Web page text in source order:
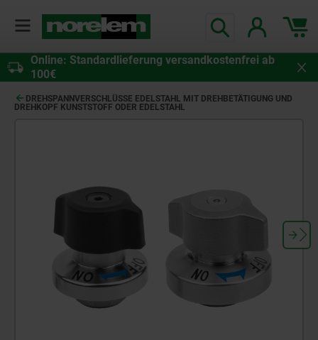
Online: Standardlieferung versandkostenfrei ab
100€
DREHSPANNVERSCHLÜSSE EDELSTAHL MIT DREHBETÄTIGUNG UND
DREHKOPF KUNSTSTOFF ODER EDELSTAHL